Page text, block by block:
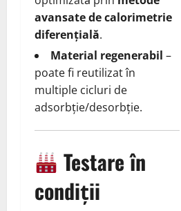
avansate de calorimetrie
diferențială.
Material regenerabil –
poate fi reutilizat în
multiple cicluri de
adsorbție/desorbție.
Testare în
condiții